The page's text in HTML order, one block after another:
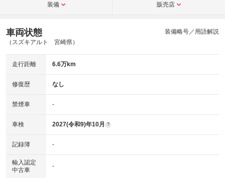
装備 販売店
車両状態
（スズキアルト 宮崎県）
装備略号／用語解説
走行距離 6.6万km
修復歴 なし
禁煙車 -
車検 2027(令和9)年10月 ?
記録簿 -
輸入認定
中古車
-